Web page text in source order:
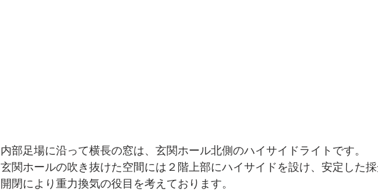
内部足場に沿って横長の窓は、玄関ホール北側のハイサイドライトです。
玄関ホールの吹き抜けた空間には２階上部にハイサイドを設け、安定した
開閉により重力換気の役目を考えております。